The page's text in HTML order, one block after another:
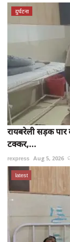
दुर्घटना
रायबरेली सड़क पार
टक्कर,...
rexpress Aug 5, 2026
latest